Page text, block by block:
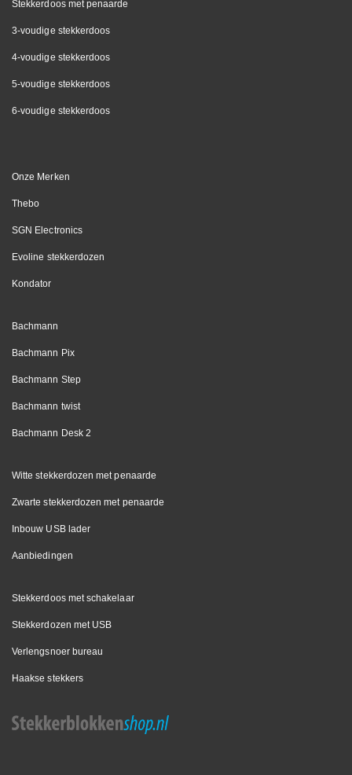
Stekkerdoos met penaarde
3-voudige stekkerdoos
4-voudige stekkerdoos
5-voudige stekkerdoos
6-voudige stekkerdoos
Onze Merken
Thebo
SGN Electronics
Evoline stekkerdozen
Kondator
Bachmann
Bachmann Pix
Bachmann Step
Bachmann twist
Bachmann Desk 2
Witte stekkerdozen met penaarde
Zwarte stekkerdozen met penaarde
Inbouw USB lader
Aanbiedingen
Stekkerdoos met schakelaar
Stekkerdozen met USB
Verlengsnoer bureau
Haakse stekkers